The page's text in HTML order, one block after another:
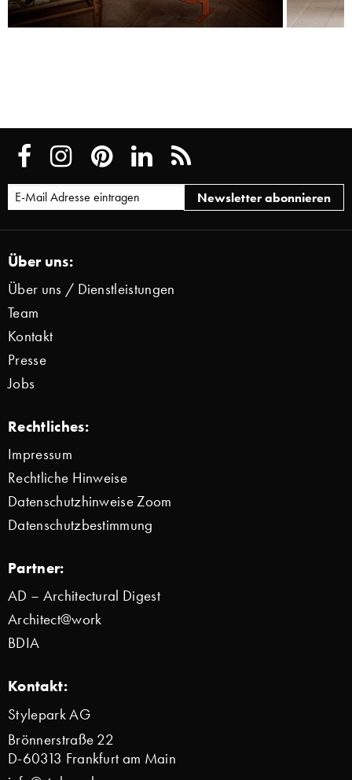
Über uns:
Über uns / Dienstleistungen
Team
Kontakt
Presse
Jobs
Rechtliches:
Impressum
Rechtliche Hinweise
Datenschutzhinweise Zoom
Datenschutzbestimmung
Partner:
AD – Architectural Digest
Architect@work
BDIA
Kontakt:
Stylepark AG
Brönnerstraße 22
D-60313 Frankfurt am Main